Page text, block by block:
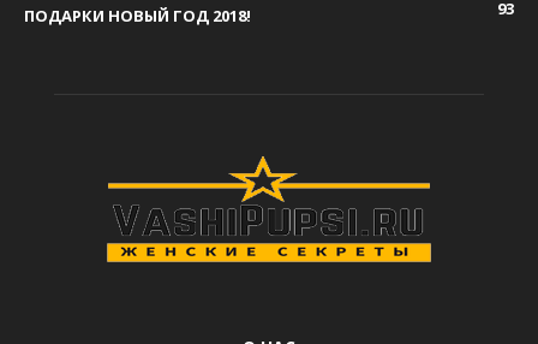
ПОДАРКИ НОВЫЙ ГОД 2018!
93